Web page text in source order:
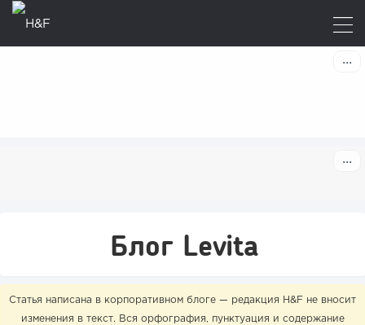
Блог Levita
Статья написана в корпоративном блоге — редакция H&F не вносит
изменения в текст. Вся орфография, пунктуация и содержание